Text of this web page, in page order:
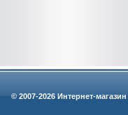
© 2007-2026 Интернет-магазин